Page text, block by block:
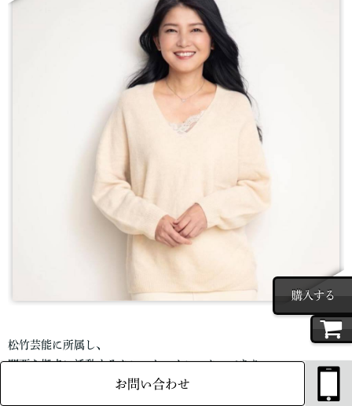
購入する
お問い合わせ
松竹芸能に所属し、
関西を拠点に活動するタレント、ナレーターであり、